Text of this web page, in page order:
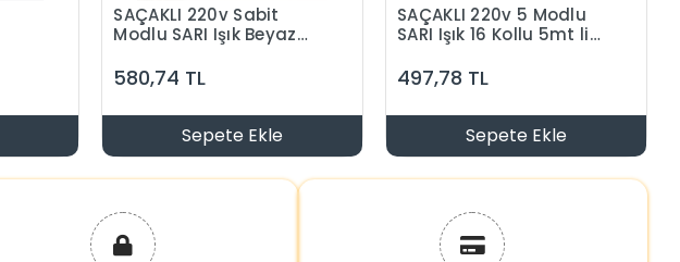
SAÇAKLI 220v Sabit
Modlu SARI Işık Beyaz
Süsleme Ledi Eklenebilir
İç Mekan (Günışığı)
580,74 TL
Sepete Ekle
SAÇAKLI 220v 5 Modlu
SARI Işık 16 Kollu 5mt lik
İç Mekan (Günışığı)
497,78 TL
Sepete Ekle